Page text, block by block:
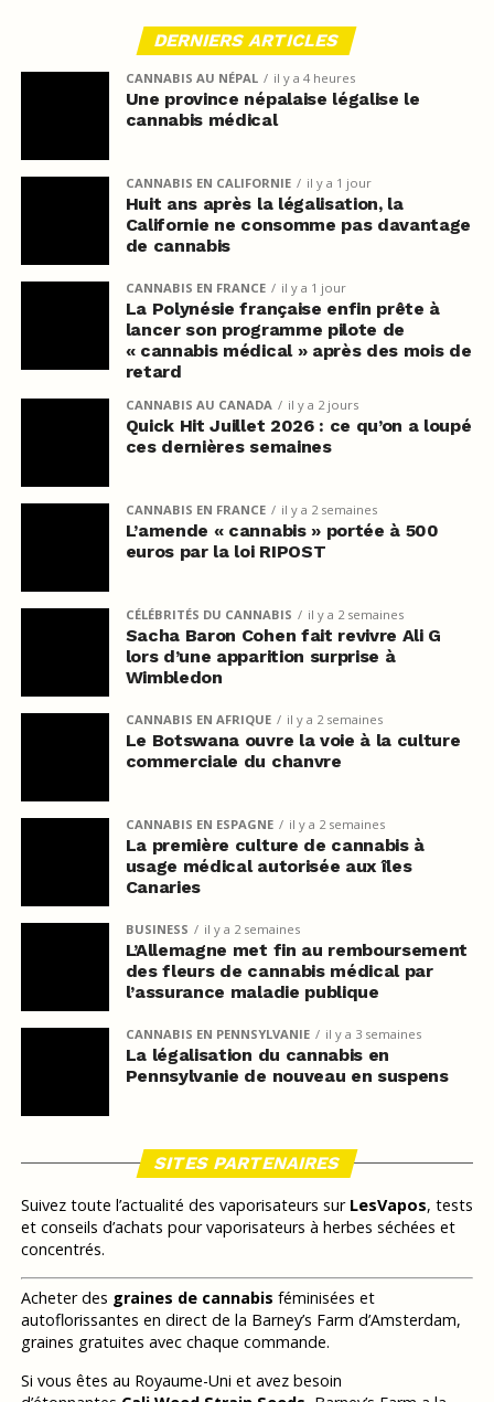
DERNIERS ARTICLES
CANNABIS AU NÉPAL il y a 4 heures
Une province népalaise légalise le
cannabis médical
CANNABIS EN CALIFORNIE il y a 1 jour
Huit ans après la légalisation, la
Californie ne consomme pas davantage
de cannabis
CANNABIS EN FRANCE il y a 1 jour
La Polynésie française enfin prête à
lancer son programme pilote de
« cannabis médical » après des mois de
retard
CANNABIS AU CANADA il y a 2 jours
Quick Hit Juillet 2026 : ce qu’on a loupé
ces dernières semaines
CANNABIS EN FRANCE il y a 2 semaines
L’amende « cannabis » portée à 500
euros par la loi RIPOST
CÉLÉBRITÉS DU CANNABIS il y a 2 semaines
Sacha Baron Cohen fait revivre Ali G
lors d’une apparition surprise à
Wimbledon
CANNABIS EN AFRIQUE il y a 2 semaines
Le Botswana ouvre la voie à la culture
commerciale du chanvre
CANNABIS EN ESPAGNE il y a 2 semaines
La première culture de cannabis à
usage médical autorisée aux îles
Canaries
BUSINESS il y a 2 semaines
L’Allemagne met fin au remboursement
des fleurs de cannabis médical par
l’assurance maladie publique
CANNABIS EN PENNSYLVANIE il y a 3 semaines
La légalisation du cannabis en
Pennsylvanie de nouveau en suspens
SITES PARTENAIRES
Suivez toute l’actualité des vaporisateurs sur LesVapos, tests
et conseils d’achats pour vaporisateurs à herbes séchées et
concentrés.
Acheter des graines de cannabis féminisées et
autoflorissantes en direct de la Barney’s Farm d’Amsterdam,
graines gratuites avec chaque commande.
Si vous êtes au Royaume-Uni et avez besoin